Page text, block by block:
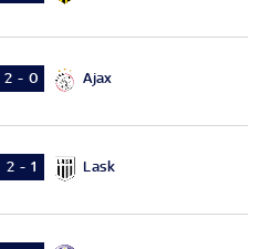
2 - 0 Ajax
2 - 1 Lask